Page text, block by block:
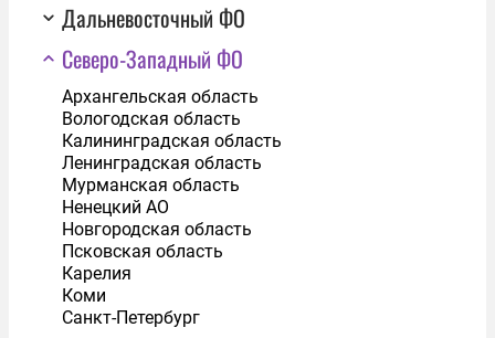
Дальневосточный ФО
Северо-Западный ФО
Архангельская область
Вологодская область
Калининградская область
Ленинградская область
Мурманская область
Ненецкий АО
Новгородская область
Псковская область
Карелия
Коми
Санкт-Петербург